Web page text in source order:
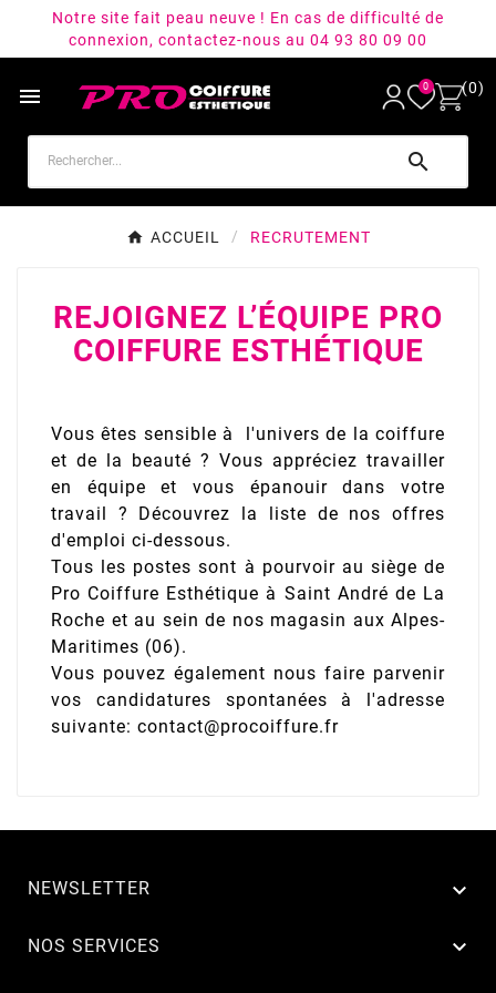
Notre site fait peau neuve ! En cas de difficulté de
connexion, contactez-nous au 04 93 80 09 00
 0 (0)

ACCUEIL RECRUTEMENT
REJOIGNEZ L’ÉQUIPE PRO
COIFFURE ESTHÉTIQUE
Vous êtes sensible à l'univers de la coiffure
et de la beauté ? Vous appréciez travailler
en équipe et vous épanouir dans votre
travail ? Découvrez la liste de nos offres
d'emploi ci-dessous.
Tous les postes sont à pourvoir au siège de
Pro Coiffure Esthétique à Saint André de La
Roche et au sein de nos magasin aux Alpes-
Maritimes (06).
Vous pouvez également nous faire parvenir
vos candidatures spontanées à l'adresse
suivante: contact@procoiffure.fr
NEWSLETTER 
NOS SERVICES 